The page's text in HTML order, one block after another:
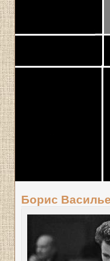
Борис